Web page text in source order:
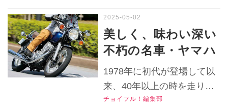
ジションはどうだっ
た？【チョイフル！
中古バイク選びの参
考書／YAMAHA
SR400（2019）】
ディングポジション、各部
装備＆ディテールを解説し
ます！写真（13枚）はこち
ら！▶▶▶『チョイフ
ル！』の公式Ｘ（旧
美しく、味わい深い
不朽の名車・ヤマハ
『SR400』は時を経
ても変わらない独自
の世界観が魅力！
1978年に初代が登場して以
来、40年以上の時を走り続
けたヤマハの名車
チョイフル！編集部